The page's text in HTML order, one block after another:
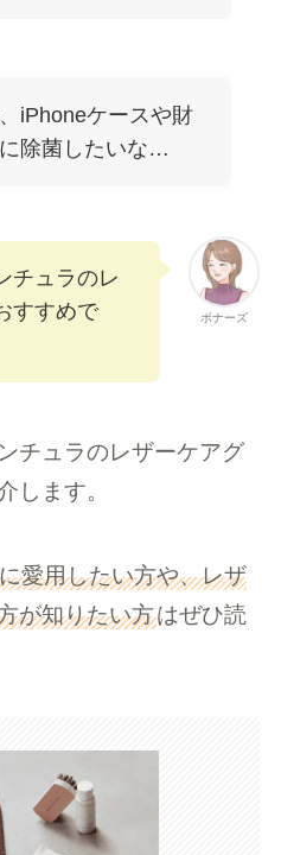
iPhoneケースや財
除菌したいな…
ボナーズ
チュラのレ
すすめで
チュラのレザーケアグ
します。
愛用したい方や、レザ
が知りたい方はぜひ読